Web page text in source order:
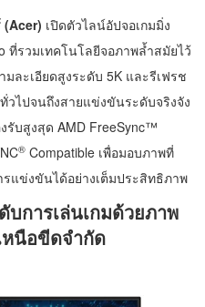
(Acer) เปิดตัวไลน์อัปจอเกมมิ่ง
ที่รวมเทคโนโลยีจอภาพล้ำสมัยไว้
ละเอียดสูงระดับ 5K และรีเฟรช
วไปจนถึงสายแข่งขันระดับจริงจัง
บสูงสุด AMD FreeSync™
® Compatible เพื่อมอบภาพที่
แข่งขันได้อย่างเต็มประสิทธิภาพ
การเล่นเกมด้วยภาพ
หนือขีดจำกัด